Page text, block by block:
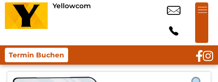
Yellowcom
Termin Buchen